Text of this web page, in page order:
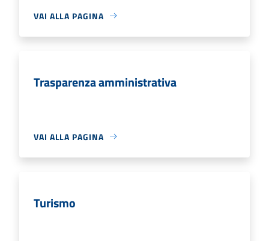
VAI ALLA PAGINA
Trasparenza amministrativa
VAI ALLA PAGINA
Turismo